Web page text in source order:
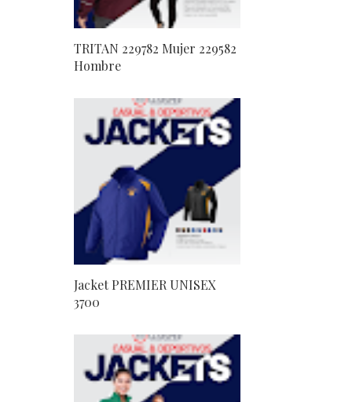
TRITAN 229782 Mujer 229582
Hombre
Jacket PREMIER UNISEX
3700